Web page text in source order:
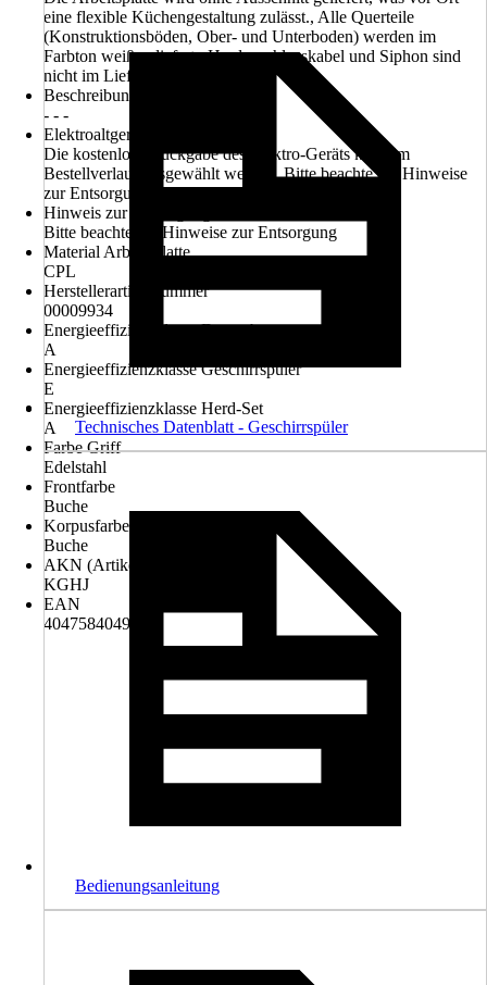
eine flexible Küchengestaltung zulässt., Alle Querteile
(Konstruktionsböden, Ober- und Unterboden) werden im
Farbton weiß geliefert., Herdanschlusskabel und Siphon sind
nicht im Lieferumfang enthalten.
Beschreibung Backofen
- - -
Elektroaltgerät-Rücknahme
Die kostenlose Rückgabe des Elektro-Geräts kann im
Bestellverlauf ausgewählt werden. Bitte beachte die Hinweise
zur Entsorgung.
Hinweis zur Entsorgung
Bitte beachte die Hinweise zur Entsorgung
Material Arbeitsplatte
CPL
Herstellerartikelnummer
00009934
Energieeffizienzklasse Dunstabzug
A
Energieeffizienzklasse Geschirrspüler
E
Energieeffizienzklasse Herd-Set
A
Farbe Griff
Edelstahl
Frontfarbe
Buche
Korpusfarbe
Buche
AKN (Artikelkurznummer)
KGHJ
EAN
4047584049915
Technisches Datenblatt - Geschirrspüler
Bedienungsanleitung